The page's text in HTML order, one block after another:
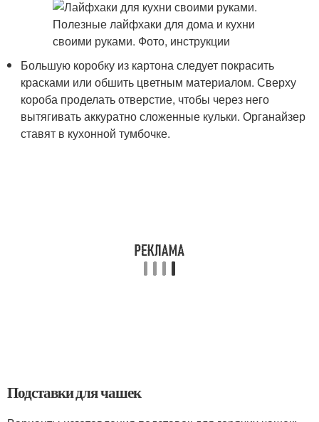
Большую коробку из картона следует покрасить
красками или обшить цветным материалом. Сверху
короба проделать отверстие, чтобы через него
вытягивать аккуратно сложенные кульки. Органайзер
ставят в кухонной тумбочке.
Подставки для чашек